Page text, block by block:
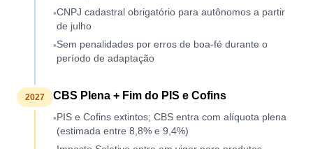
•CNPJ cadastral obrigatório para autônomos a partir
de julho
•Sem penalidades por erros de boa-fé durante o
período de adaptação
2027 CBS Plena + Fim do PIS e Cofins
•PIS e Cofins extintos; CBS entra com alíquota plena
(estimada entre 8,8% e 9,4%)